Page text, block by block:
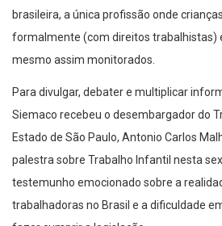
brasileira, a única profissão onde
formalmente (com direitos trabalhistas)
mesmo assim monitorados.
Para divulgar, debater e multiplicar
Siemaco recebeu o desembargador do
Estado de São Paulo, Antonio Carlos
palestra sobre Trabalho Infantil nesta
testemunho emocionado sobre a
trabalhadoras no Brasil e a dificuldade